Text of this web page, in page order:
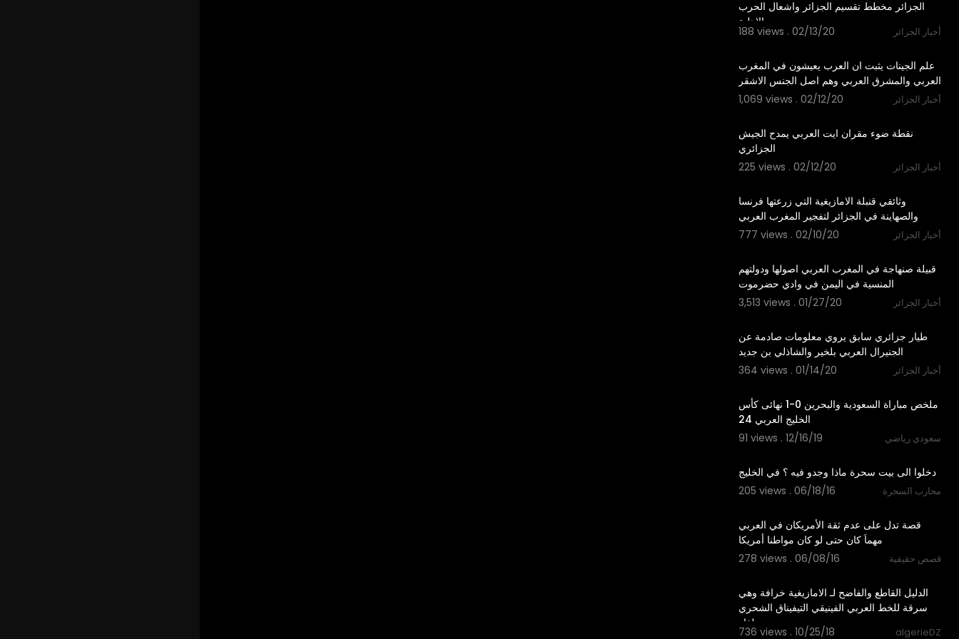
الجزائر مخطط تقسيم الجزائر واشعال الحرب
الاهلية
188 views . 02/13/20 أخبار الجزائر
علم الجينات يثبت ان العرب يعيشون في المغرب
العربي والمشرق العربي وهم اصل الجنس الاشقر
1,069 views . 02/12/20
أخبار الجزائر
نقطة ضوء مقران ايت العربي يمدح الجيش
الجزائري
225 views . 02/12/20
أخبار الجزائر
وثائقي قنبلة الامازيغية التي زرعتها فرنسا
والصهاينة في الجزائر لتفجير المغرب العربي
777 views . 02/10/20
أخبار الجزائر
قبيلة صنهاجة في المغرب العربي اصولها ودولتهم
المنسية في اليمن في وادي حضرموت
3,513 views . 01/27/20
أخبار الجزائر
طيار جزائري سابق يروي معلومات صادمة عن
الجنيرال العربي بلخير والشاذلي بن جديد
364 views . 01/14/20
أخبار الجزائر
ملخص مباراة السعودية والبحرين 0-1 نهائى كأس
الخليج العربي 24
91 views . 12/16/19
سعودي رياضي
دخلوا الى بيت سحرة ماذا وجدو فيه ؟ في الخليج
205 views . 06/18/16
محارب السحرة
قصة تدل على عدم ثقة الأمريكان في العربي
مهماَ كان حتى لو كان مواطنا أمريكا
278 views . 06/08/16
قصص حقيقية
الدليل القاطع والفاضح لـ الامازيغية خرافة وهي
سرقة للخط العربي الفينيقي التيفيناق الشحري
بظفار
736 views . 10/25/18 algerieDZ